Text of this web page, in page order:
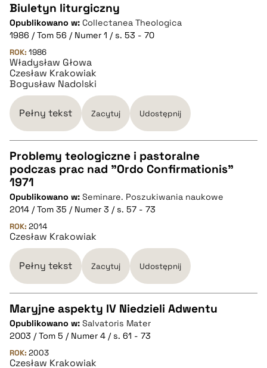
CZYSTY TEKST
pobierz cytat
Biuletyn liturgiczny
Opublikowano w: Collectanea Theologica
1986 / Tom 56 / Numer 1 / s. 53 - 70
ROK: 1986
Władysław Głowa
Czesław Krakowiak
Bogusław Nadolski
Pełny tekst Zacytuj Udostępnij
CZYSTY TEKST
pobierz cytat
BIBTEX
pobierz cytat
Problemy teologiczne i pastoralne
podczas prac nad "Ordo Confirmationis"
1971
Opublikowano w: Seminare. Poszukiwania naukowe
2014 / Tom 35 / Numer 3 / s. 57 - 73
ROK: 2014
Czesław Krakowiak
Pełny tekst Zacytuj Udostępnij
CZYSTY TEKST
pobierz cytat
Maryjne aspekty IV Niedzieli Adwentu
Opublikowano w: Salvatoris Mater
2003 / Tom 5 / Numer 4 / s. 61 - 73
ROK: 2003
Czesław Krakowiak